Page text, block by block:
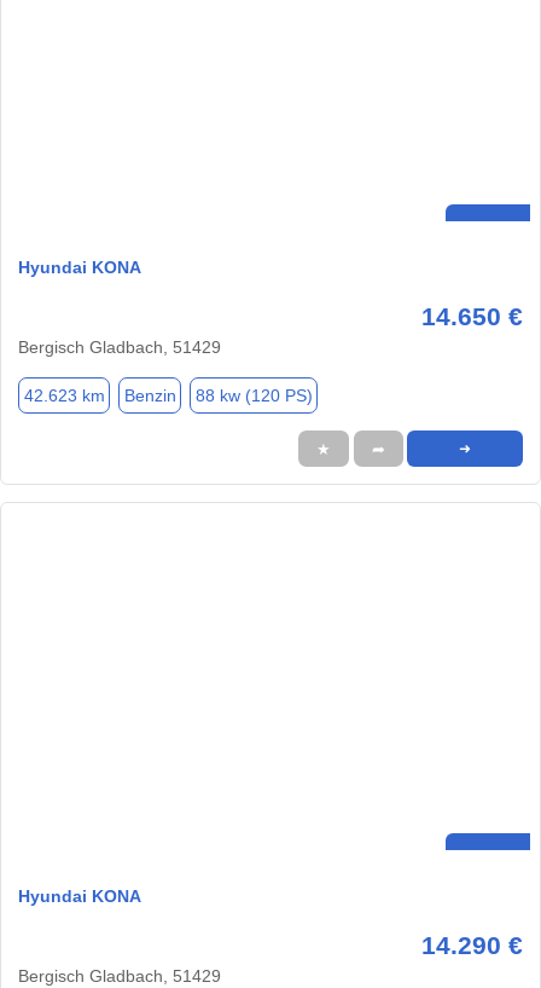
Hyundai KONA
14.650 €
Bergisch Gladbach, 51429
42.623 km Benzin 88 kw (120 PS)
★ ➦ ➜
Hyundai KONA
14.290 €
Bergisch Gladbach, 51429